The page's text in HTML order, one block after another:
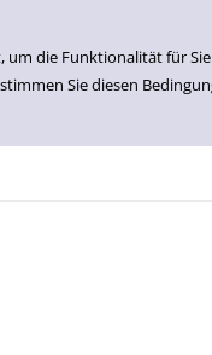
um die Funktionalität für
Sie diesen